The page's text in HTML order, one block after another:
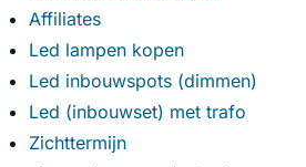
Affiliates
Led lampen kopen
Led inbouwspots (dimmen)
Led (inbouwset) met trafo
Zichttermijn